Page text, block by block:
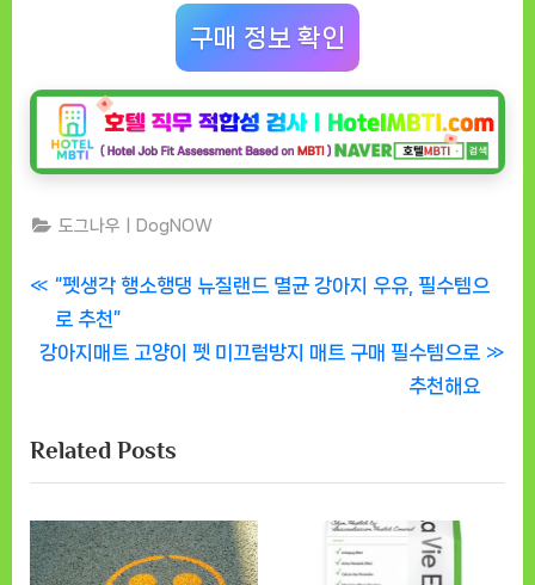
구매 정보 확인
도그나우ㅣDogNOW
글
탐
P
r
e
o
u
s
P
“펫생각 행소행댕 뉴질랜드 멸균 강아지 우유, 필수템으
로 추천”
N
t
P
o
s
강아지매트 고양이 펫 미끄럼방지 매트 구매 필수템으로
추천해요
Related Posts